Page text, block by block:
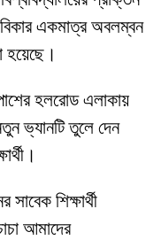
একমাত্র অবলম্বন
হয়েছে।
হলরোড এলাকায়
ভ্যানটি তুলে দেন
শিক্ষার্থী
আমাদের